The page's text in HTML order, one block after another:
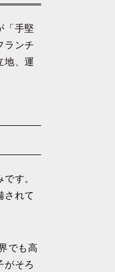
「手堅
ランチ
地、運
す。
されて
でも高
がそろ